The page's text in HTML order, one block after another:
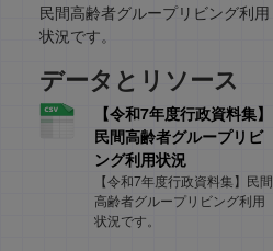
民間高齢者グループリビング利用
状況です。
データとリソース
【令和7年度行政資料集】
民間高齢者グループリビ
ング利用状況
【令和7年度行政資料集】民間
高齢者グループリビング利用
状況です。